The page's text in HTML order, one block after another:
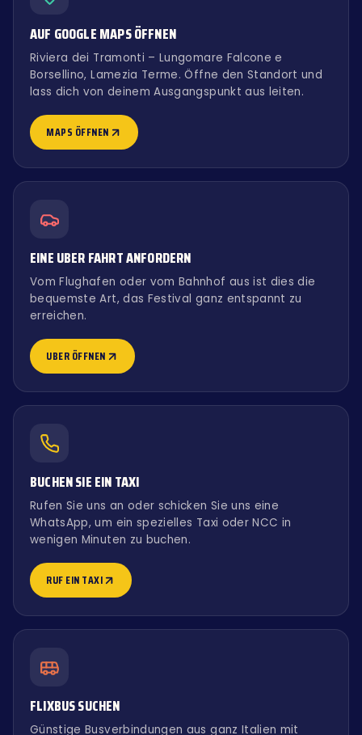
AUF GOOGLE MAPS ÖFFNEN
Riviera dei Tramonti – Lungomare Falcone e
Borsellino, Lamezia Terme. Öffne den Standort und
lass dich von deinem Ausgangspunkt aus leiten.
MAPS ÖFFNEN
EINE UBER FAHRT ANFORDERN
Vom Flughafen oder vom Bahnhof aus ist dies die
bequemste Art, das Festival ganz entspannt zu
erreichen.
UBER ÖFFNEN
BUCHEN SIE EIN TAXI
Rufen Sie uns an oder schicken Sie uns eine
WhatsApp, um ein spezielles Taxi oder NCC in
wenigen Minuten zu buchen.
RUF EIN TAXI
FLIXBUS SUCHEN
Günstige Busverbindungen aus ganz Italien mit